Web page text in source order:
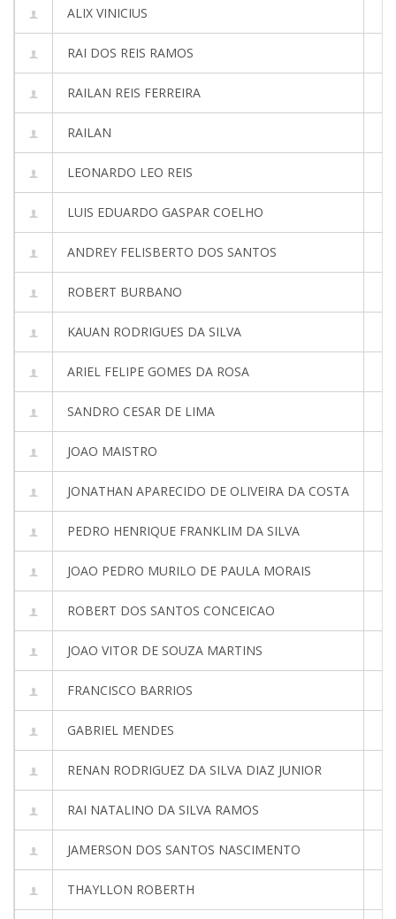
ALIX VINICIUS
RAI DOS REIS RAMOS
RAILAN REIS FERREIRA
RAILAN
LEONARDO LEO REIS
LUIS EDUARDO GASPAR COELHO
ANDREY FELISBERTO DOS SANTOS
ROBERT BURBANO
KAUAN RODRIGUES DA SILVA
ARIEL FELIPE GOMES DA ROSA
SANDRO CESAR DE LIMA
JOAO MAISTRO
JONATHAN APARECIDO DE OLIVEIRA DA COSTA
PEDRO HENRIQUE FRANKLIM DA SILVA
JOAO PEDRO MURILO DE PAULA MORAIS
ROBERT DOS SANTOS CONCEICAO
JOAO VITOR DE SOUZA MARTINS
FRANCISCO BARRIOS
GABRIEL MENDES
RENAN RODRIGUEZ DA SILVA DIAZ JUNIOR
RAI NATALINO DA SILVA RAMOS
JAMERSON DOS SANTOS NASCIMENTO
THAYLLON ROBERTH